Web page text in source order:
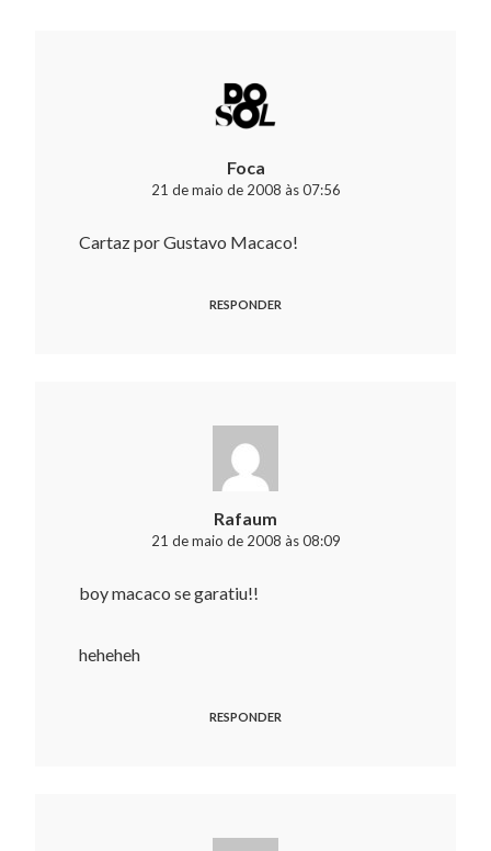
Foca
21 de maio de 2008 às 07:56
Cartaz por Gustavo Macaco!
RESPONDER
Rafaum
21 de maio de 2008 às 08:09
boy macaco se garatiu!!
heheheh
RESPONDER